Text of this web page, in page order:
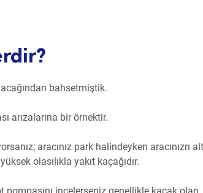
bahsetmiştik.
arızalarına bir örnektir.
aracınız park halindeyken aracınızn
olasılıkla yakıt kaçağıdır.